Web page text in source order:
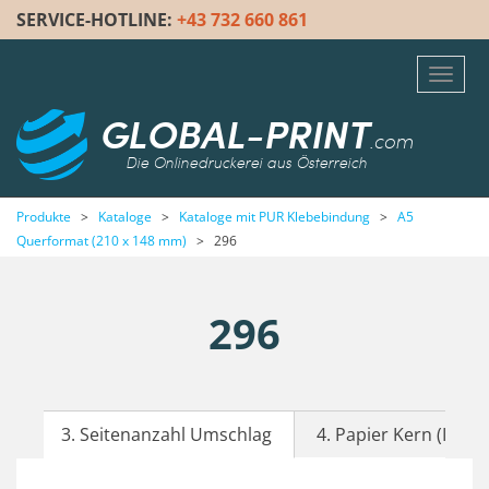
SERVICE-HOTLINE: +43 732 660 861
GLOBAL-PRINT.com
Die Onlinedruckerei aus Österreich
Produkte > Kataloge > Kataloge mit PUR Klebebindung > A5
Querformat (210 x 148 mm) > 296
296
3. Seitenanzahl Umschlag 4. Papier Kern